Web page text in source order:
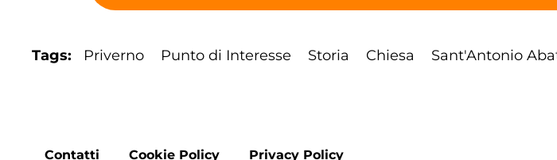
Tags Priverno Punto di Interesse Storia Chiesa Sant'Antonio
Contatti Cookie Policy Privacy Policy